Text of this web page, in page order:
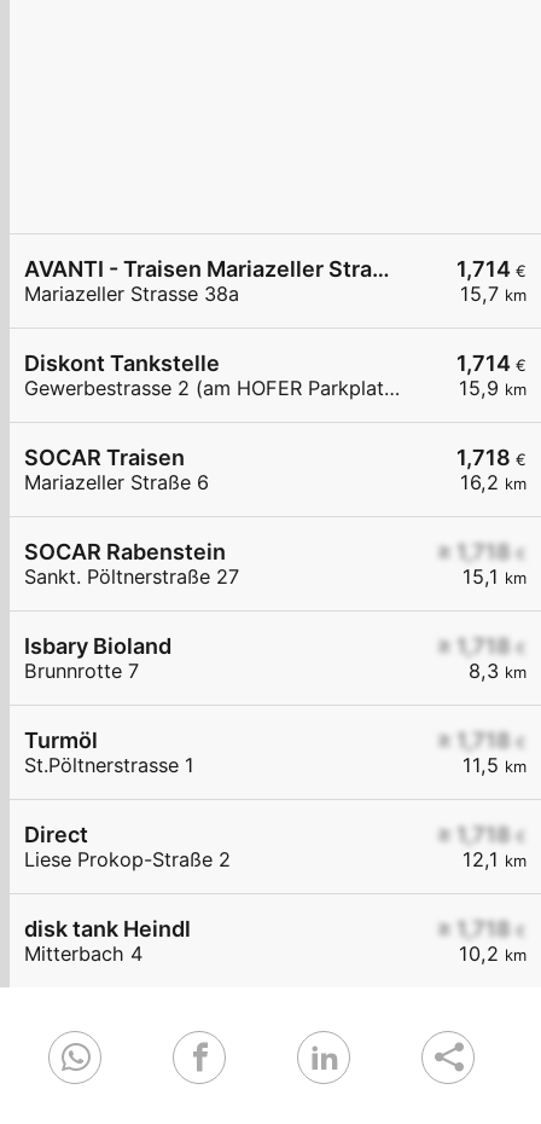
1,714 €
15,7 km
AVANTI - Traisen Mariazeller Straße 38a
Mariazeller Strasse 38a
1,714 €
15,9 km
Diskont Tankstelle
Gewerbestrasse 2 (am HOFER Parkplatz)
1,718 €
16,2 km
SOCAR Traisen
Mariazeller Straße 6
≥ 1,718 €
15,1 km
SOCAR Rabenstein
Sankt. Pöltnerstraße 27
≥ 1,718 €
8,3 km
Isbary Bioland
Brunnrotte 7
≥ 1,718 €
11,5 km
Turmöl
St.Pöltnerstrasse 1
≥ 1,718 €
12,1 km
Direct
Liese Prokop-Straße 2
≥ 1,718 €
10,2 km
disk tank Heindl
Mitterbach 4